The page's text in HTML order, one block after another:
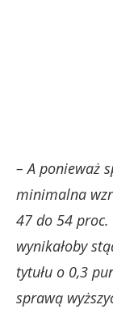
– A ponieważ
minimalna
47 do 54
wynikałoby
tytułu o 0,3
sprawą